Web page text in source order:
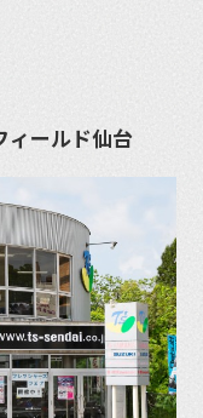
ィールド仙台